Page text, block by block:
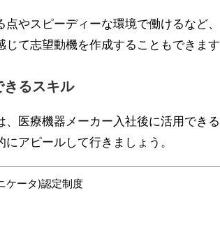
やスピーディーな環境で働けるなど、
て志望動機を作成することもできます
きるスキル
医療機器メーカー入社後に活用できる
アピールして行きましょう。
ケータ)認定制度